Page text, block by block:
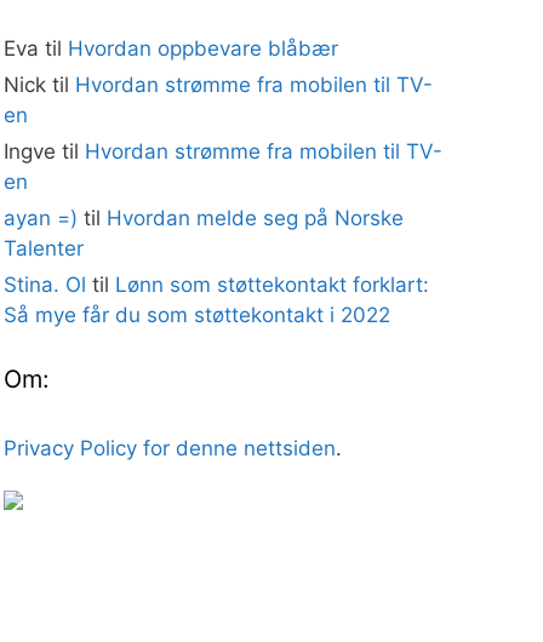
Eva til Hvordan oppbevare blåbær
Nicktil Hvordan strømme fra mobilen til TV-
en
Ingve til Hvordan strømme fra mobilen til TV-
en
ayan =) til Hvordan melde seg på Norske
Talenter
Stina. Ol til Lønn som støttekontakt forklart:
Så mye får du som støttekontakt i 2022
Om:
Privacy Policy for denne nettsiden.